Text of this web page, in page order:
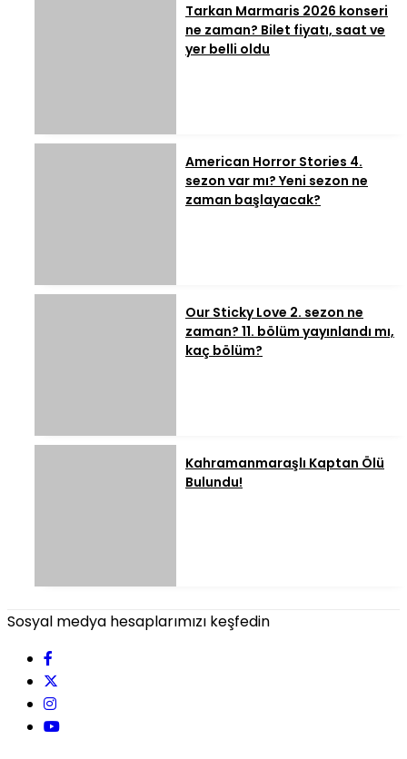
Tarkan Marmaris 2026 konseri
ne zaman? Bilet fiyatı, saat ve
yer belli oldu
American Horror Stories 4.
sezon var mı? Yeni sezon ne
zaman başlayacak?
Our Sticky Love 2. sezon ne
zaman? 11. bölüm yayınlandı mı,
kaç bölüm?
Kahramanmaraşlı Kaptan Ölü
Bulundu!
Sosyal medya hesaplarımızı keşfedin